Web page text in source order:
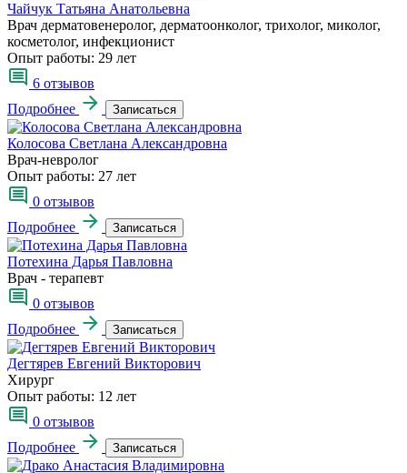
Чайчук Татьяна Анатольевна
Врач дерматовенеролог, дерматоонколог, трихолог, миколог,
косметолог, инфекционист
Опыт работы: 29 лет
6 отзывов
Подробнее
Записаться
Колосова Светлана Александровна
Врач-невролог
Опыт работы: 27 лет
0 отзывов
Подробнее
Записаться
Потехина Дарья Павловна
Врач - терапевт
0 отзывов
Подробнее
Записаться
Дегтярев Евгений Викторович
Хирург
Опыт работы: 12 лет
0 отзывов
Подробнее
Записаться